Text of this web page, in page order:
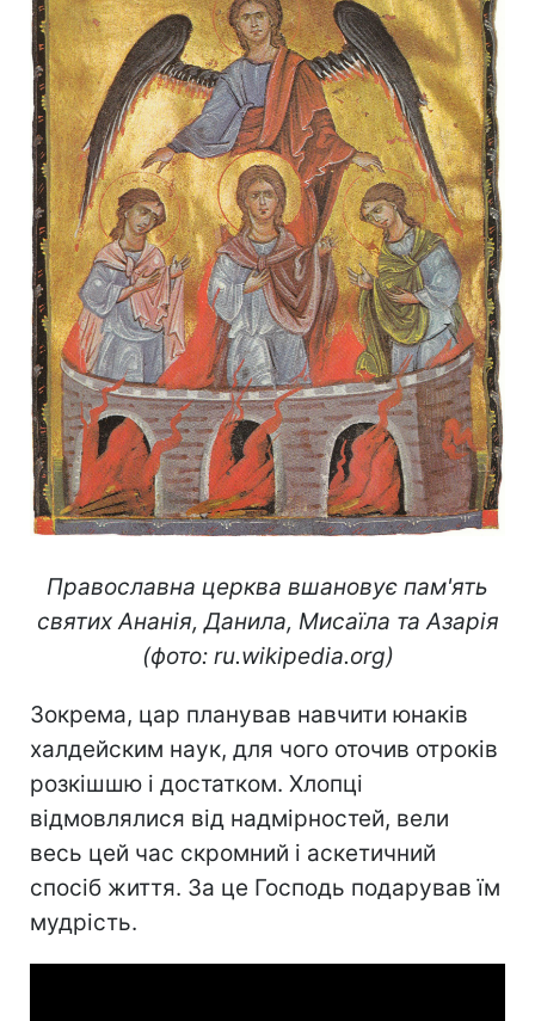
Православна церква вшановує пам'ять
святих Ананія, Данила, Мисаїла та Азарія
(фото: ru.wikipedia.org)
Зокрема, цар планував навчити юнаків
халдейским наук, для чого оточив отроків
розкішшю і достатком. Хлопці
відмовлялися від надмірностей, вели
весь цей час скромний і аскетичний
спосіб життя. За це Господь подарував їм
мудрість.